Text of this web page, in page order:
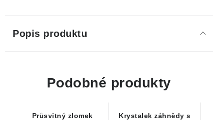
Popis produktu
Podobné produkty
Průsvitný zlomek
Krystalek záhnědy s